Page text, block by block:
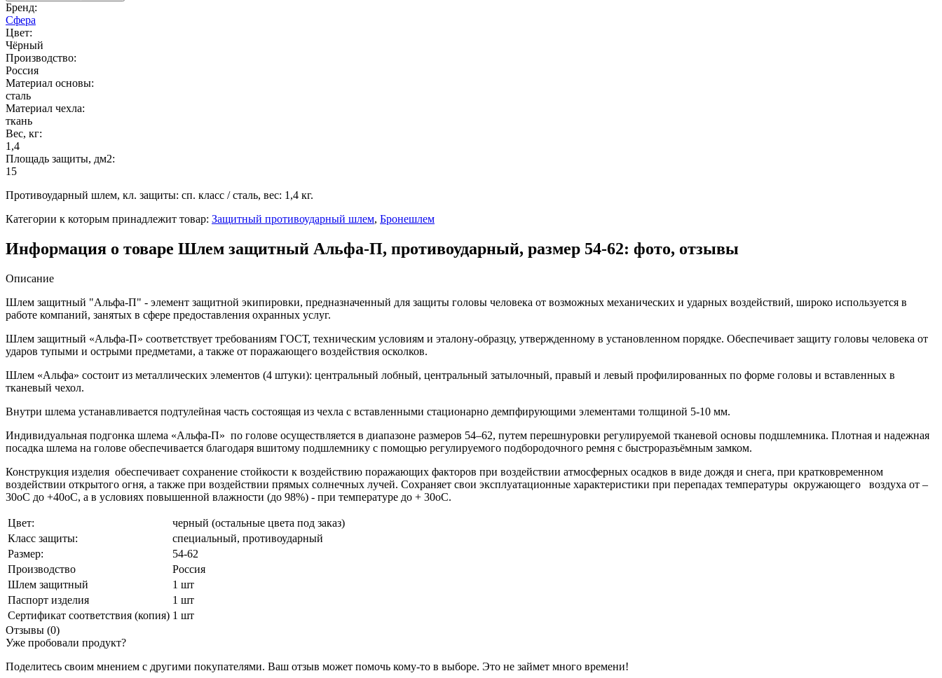
Бренд:
Сфера
Цвет:
Чёрный
Производство:
Россия
Материал основы:
сталь
Материал чехла:
ткань
Вес, кг:
1,4
Площадь защиты, дм2:
15
Противоударный шлем, кл. защиты: сп. класс / сталь, вес: 1,4 кг.
Категории к которым принадлежит товар: Защитный противоударный шлем, Бронешлем
Информация о товаре Шлем защитный Альфа-П, противоударный, размер 54-62: фото, отзывы
Описание
Шлем защитный "Альфа-П" - элемент защитной экипировки, предназначенный для защиты головы человека от возможных механических и ударных воздействий, широко используется в
работе компаний, занятых в сфере предоставления охранных услуг.
Шлем защитный «Альфа-П» соответствует требованиям ГОСТ, техническим условиям и эталону-образцу, утвержденному в установленном порядке. Обеспечивает защиту головы человека от
ударов тупыми и острыми предметами, а также от поражающего воздействия осколков.
Шлем «Альфа» состоит из металлических элементов (4 штуки): центральный лобный, центральный затылочный, правый и левый профилированных по форме головы и вставленных в
тканевый чехол.
Внутри шлема устанавливается подтулейная часть состоящая из чехла с вставленными стационарно демпфирующими элементами толщиной 5-10 мм.
Индивидуальная подгонка шлема «Альфа-П» по голове осуществляется в диапазоне размеров 54–62, путем перешнуровки регулируемой тканевой основы подшлемника. Плотная и надежная
посадка шлема на голове обеспечивается благодаря вшитому подшлемнику с помощью регулируемого подбородочного ремня с быстроразъёмным замком.
Конструкция изделия обеспечивает сохранение стойкости к воздействию поражающих факторов при воздействии атмосферных осадков в виде дождя и снега, при кратковременном
воздействии открытого огня, а также при воздействии прямых солнечных лучей. Сохраняет свои эксплуатационные характеристики при перепадах температуры окружающего воздуха от –
30оС до +40оС, а в условиях повышенной влажности (до 98%) - при температуре до + 30оС.
Цвет:
черный (остальные цвета под заказ)
Класс защиты:
специальный, противоударный
Размер:
54-62
Производство
Россия
Шлем защитный
1 шт
Паспорт изделия
1 шт
Сертификат соответствия (копия) 1 шт
Отзывы (0)
Уже пробовали продукт?
Поделитесь своим мнением с другими покупателями. Ваш отзыв может помочь кому-то в выборе. Это не займет много времени!